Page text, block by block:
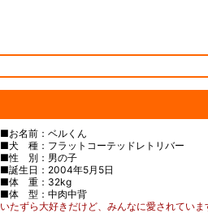
■お名前：ベルくん
■犬 種：フラットコーテッドレトリバー
■性 別：男の子
■誕生日：2004年5月5日
■体 重：32kg
■体 型：中肉中背
いたずら大好きだけど、みんなに愛されていま